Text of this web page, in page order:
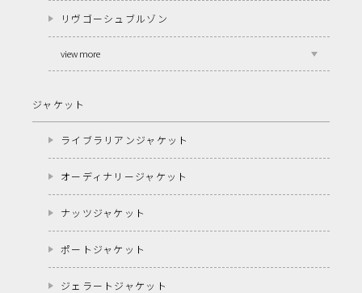
リヴゴーシュブルゾン
view more
ジャケット
ライブラリアンジャケット
オーディナリージャケット
ナッツジャケット
ポートジャケット
ジェラートジャケット